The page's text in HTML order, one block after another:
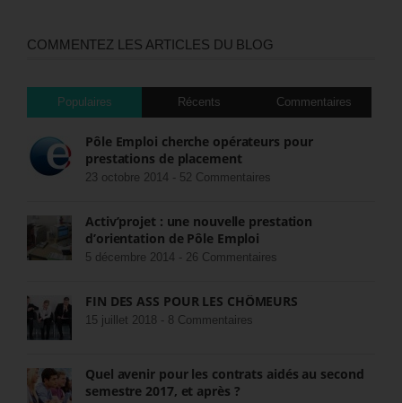
COMMENTEZ LES ARTICLES DU BLOG
Populaires Récents Commentaires
Pôle Emploi cherche opérateurs pour
prestations de placement
23 octobre 2014 - 52 Commentaires
Activ’projet : une nouvelle prestation
d’orientation de Pôle Emploi
5 décembre 2014 - 26 Commentaires
FIN DES ASS POUR LES CHÔMEURS
15 juillet 2018 - 8 Commentaires
Quel avenir pour les contrats aidés au second
semestre 2017, et après ?